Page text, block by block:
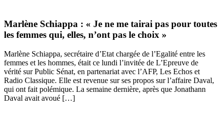
Marlène Schiappa : « Je ne me tairai pas pour toutes
les femmes qui, elles, n’ont pas le choix »
Marlène Schiappa, secrétaire d’Etat chargée de l’Egalité entre les
femmes et les hommes, était ce lundi l’invitée de L’Epreuve de
vérité sur Public Sénat, en partenariat avec l’AFP, Les Echos et
Radio Classique. Elle est revenue sur ses propos sur l’affaire Daval,
qui ont fait polémique. La semaine dernière, après que Jonathann
Daval avait avoué […]